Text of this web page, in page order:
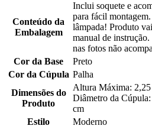
Conteúdo da
Embalagem
Inclui soquete e
para fácil
lâmpada! Produto
manual de
nas fotos não
Cor da Base
Preto
Cor da Cúpula Palha
Dimensões do
Produto
Altura Máxima:
Diâmetro da
cm
Estilo
Moderno